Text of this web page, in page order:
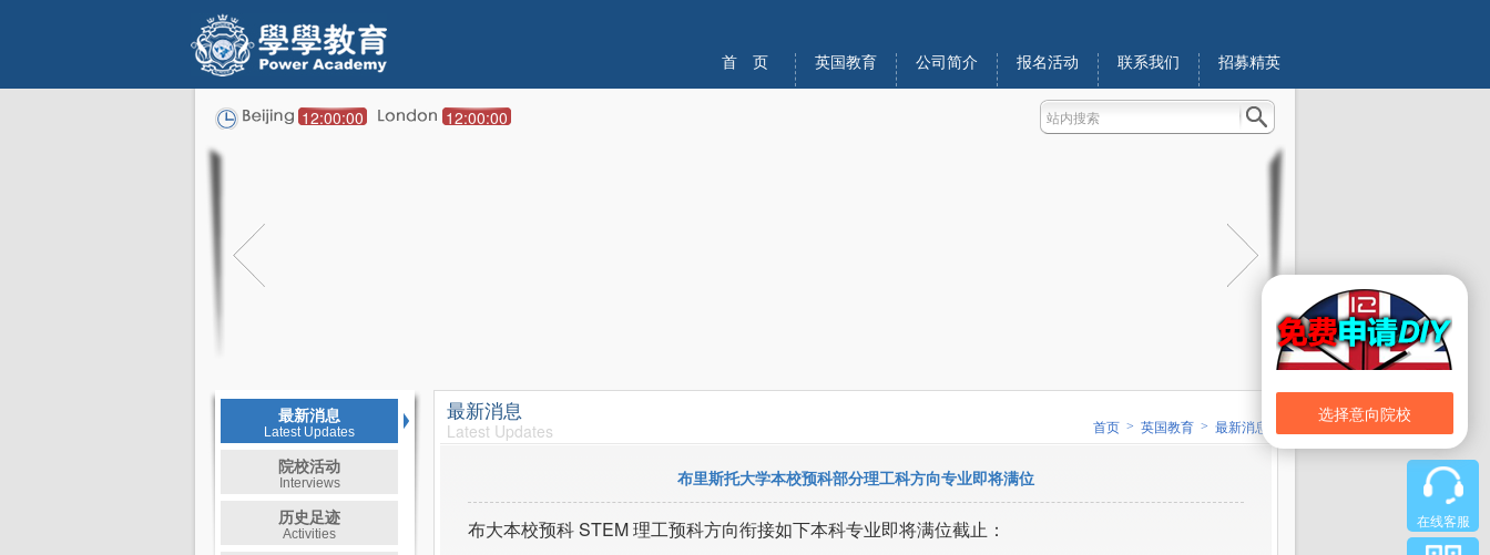
首 页 英国教育 公司简介 报名活动 联系我们 招募精英
12:00:00 12:00:00
最新消息
Latest Updates
院校活动
Interviews
历史足迹
Activities
最新消息
Latest Updates 首页 > 英国教育 > 最新消息
布里斯托大学本校预科部分理工科方向专业即将满位
布大本校预科 STEM 理工预科方向衔接如下本科专业即将满位截止：
在线客服
选择意向院校